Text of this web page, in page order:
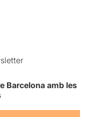
Barcelona amb les